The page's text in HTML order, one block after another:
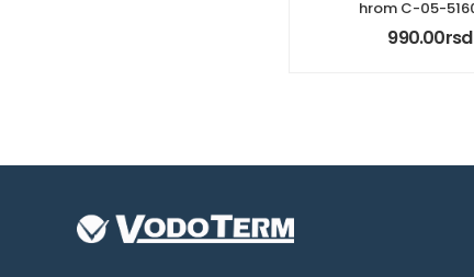
hrom C-05-
990.00rsd